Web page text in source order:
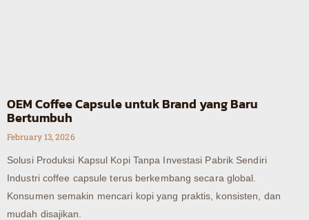
OEM Coffee Capsule untuk Brand yang Baru
Bertumbuh
February 13, 2026
Solusi Produksi Kapsul Kopi Tanpa Investasi Pabrik Sendiri
Industri coffee capsule terus berkembang secara global.
Konsumen semakin mencari kopi yang praktis, konsisten, dan
mudah disajikan.